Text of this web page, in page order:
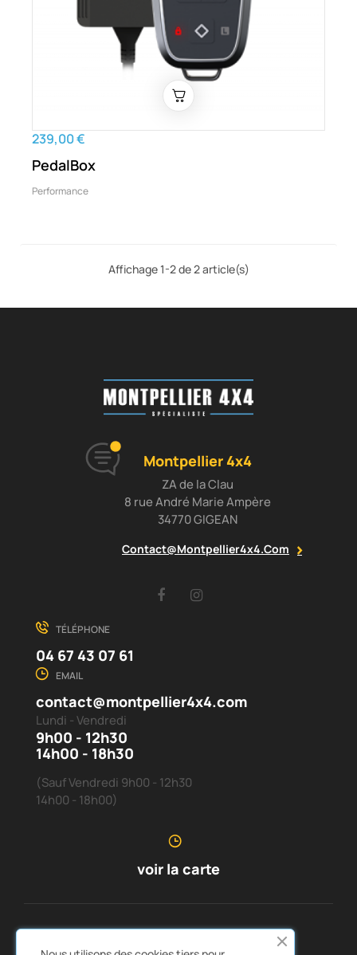
239,00 €
PedalBox
Performance
Affichage 1-2 de 2 article(s)
Montpellier 4x4
ZA de la Clau
8 rue André Marie Ampère
34770 GIGEAN
Contact@montpellier4x4.com
Facebook
TÉLÉPHONE
04 67 43 07 61
EMAIL
contact@montpellier4x4.com
Lundi - Vendredi
9h00 - 12h30
14h00 - 18h30
(Sauf Vendredi 9h00 - 12h30
14h00 - 18h00)
voir la carte
